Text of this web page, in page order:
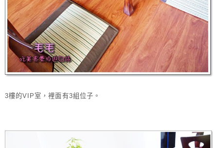
3樓的VIP室，裡面有3組位子。